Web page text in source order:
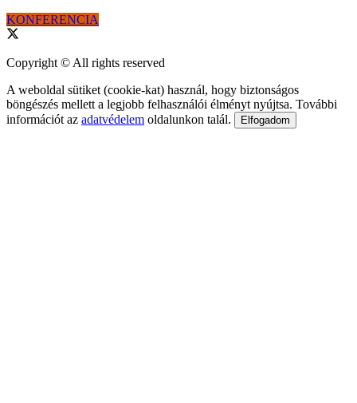
KONFERENCIA
Copyright © All rights reserved
A weboldal sütiket (cookie-kat) használ, hogy biztonságos
böngészés mellett a legjobb felhasználói élményt nyújtsa. További
információt az adatvédelem oldalunkon talál. Elfogadom